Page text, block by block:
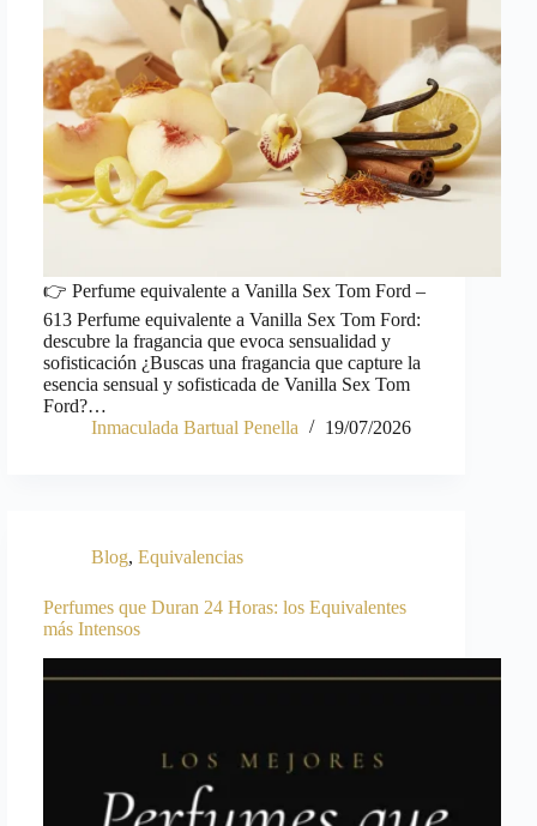
👉 Perfume equivalente a Vanilla Sex Tom Ford –
613 Perfume equivalente a Vanilla Sex Tom Ford:
descubre la fragancia que evoca sensualidad y
sofisticación ¿Buscas una fragancia que capture la
esencia sensual y sofisticada de Vanilla Sex Tom
Ford?…
Inmaculada Bartual Penella
19/07/2026
Blog, Equivalencias
Perfumes que Duran 24 Horas: los Equivalentes
más Intensos